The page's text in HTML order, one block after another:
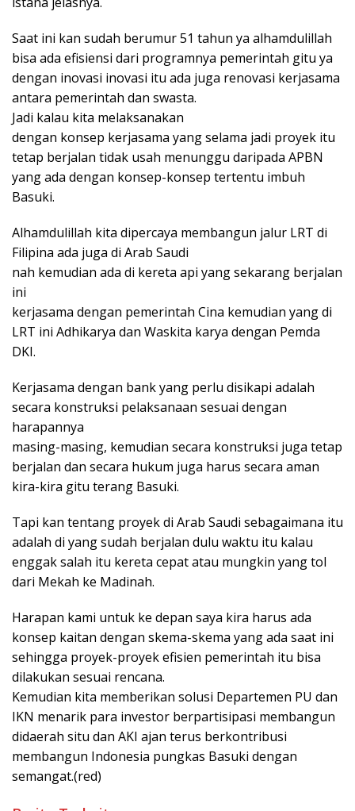
Saat ini kan sudah berumur 51 tahun ya alhamdulillah
bisa ada efisiensi dari programnya pemerintah gitu ya
dengan inovasi inovasi itu ada juga renovasi kerjasama
antara pemerintah dan swasta.
Jadi kalau kita melaksanakan
dengan konsep kerjasama yang selama jadi proyek itu
tetap berjalan tidak usah menunggu daripada APBN
yang ada dengan konsep-konsep tertentu imbuh
Basuki.
Alhamdulillah kita dipercaya membangun jalur LRT di
Filipina ada juga di Arab Saudi
nah kemudian ada di kereta api yang sekarang berjalan
ini
kerjasama dengan pemerintah Cina kemudian yang di
LRT ini Adhikarya dan Waskita karya dengan Pemda
DKI.
Kerjasama dengan bank yang perlu disikapi adalah
secara konstruksi pelaksanaan sesuai dengan
harapannya
masing-masing, kemudian secara konstruksi juga tetap
berjalan dan secara hukum juga harus secara aman
kira-kira gitu terang Basuki.
Tapi kan tentang proyek di Arab Saudi sebagaimana itu
adalah di yang sudah berjalan dulu waktu itu kalau
enggak salah itu kereta cepat atau mungkin yang tol
dari Mekah ke Madinah.
Harapan kami untuk ke depan saya kira harus ada
konsep kaitan dengan skema-skema yang ada saat ini
sehingga proyek-proyek efisien pemerintah itu bisa
dilakukan sesuai rencana.
Kemudian kita memberikan solusi Departemen PU dan
IKN menarik para investor berpartisipasi membangun
didaerah situ dan AKI ajan terus berkontribusi
membangun Indonesia pungkas Basuki dengan
semangat.(red)